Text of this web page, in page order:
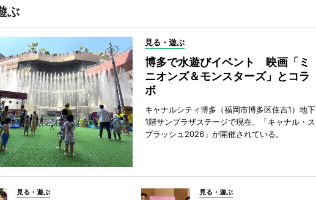
ぶ
見る・遊ぶ
博多で水遊びイベント 映画「ミ
ニオンズ＆モンスターズ」とコラ
ボ
キャナルシティ博多（福岡市博多区住吉1）地下
1階サンプラザステージで現在、「キャナル・ス
プラッシュ2026」が開催されている。
見る・遊ぶ 見る・遊ぶ